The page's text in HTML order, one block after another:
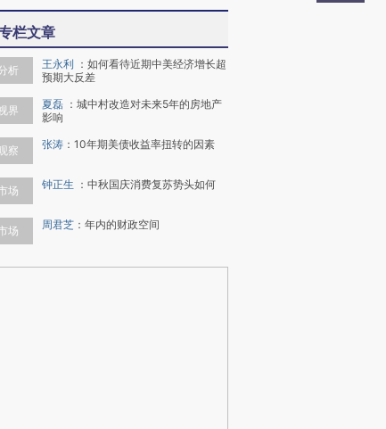
栏文章
析 王永利 ： 如何看待近期中美经济增长超
预期大反差
界 夏磊 ： 城中村改造对未来5年的房地产
影响
察 张涛 ： 10年期美债收益率扭转的因素
场 钟正生 ： 中秋国庆消费复苏势头如何
场 周君芝 ： 年内的财政空间